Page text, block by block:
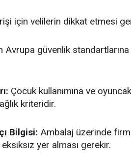
için velilerin dikkat etmesi
Avrupa güvenlik
Çocuk kullanımına ve
kriteridir.
Bilgisi: Ambalaj üzerinde
eksiksiz yer alması gerekir.